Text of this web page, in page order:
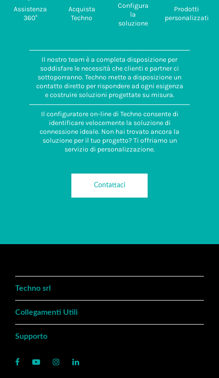
Assistenza
360°
Acquista
Techno
Configura
la
soluzione
Prodotti
personalizzati
Il nostro team è a completa disposizione per
soddisfare le necessità che clienti e partner ci
sottoporranno. Techno mette a disposizione un
contatto diretto per rispondere ad ogni esigenza
e costruire soluzioni progettate su misura.
Il configuratore on-line di Techno consente di
identificare velocemente la soluzione di
connessione ideale. Non hai trovato ancora la
soluzione per il tuo progetto? Ti offriamo un
servizio di personalizzazione.
Contattaci
Techno srl
Collegamenti Utili
Supporto